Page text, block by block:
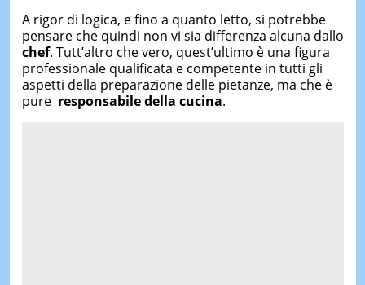
A rigor di logica, e fino a quanto letto, si potrebbe
pensare che quindi non vi sia differenza alcuna dallo
chef. Tutt’altro che vero, quest’ultimo è una figura
professionale qualificata e competente in tutti gli
aspetti della preparazione delle pietanze, ma che è
pure responsabile della cucina.